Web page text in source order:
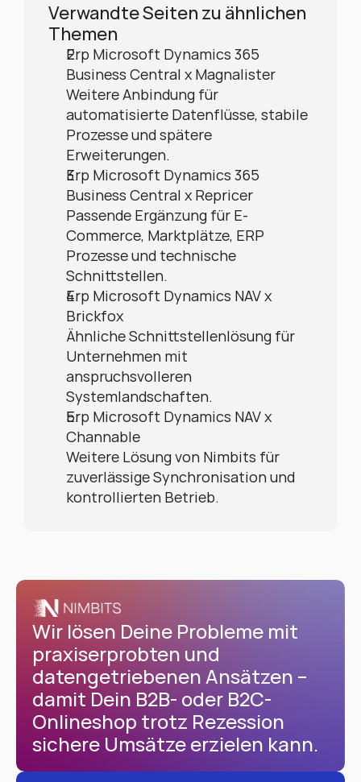
Verwandte Seiten zu ähnlichen
Themen
Erp Microsoft Dynamics 365
Business Central x Magnalister
Weitere Anbindung für
automatisierte Datenflüsse, stabile
Prozesse und spätere
Erweiterungen.
Erp Microsoft Dynamics 365
Business Central x Repricer
Passende Ergänzung für E-
Commerce, Marktplätze, ERP
Prozesse und technische
Schnittstellen.
Erp Microsoft Dynamics NAV x
Brickfox
Ähnliche Schnittstellenlösung für
Unternehmen mit
anspruchsvolleren
Systemlandschaften.
Erp Microsoft Dynamics NAV x
Channable
Weitere Lösung von Nimbits für
zuverlässige Synchronisation und
kontrollierten Betrieb.
Wir lösen Deine Probleme mit
praxiserprobten und
datengetriebenen Ansätzen –
damit Dein B2B- oder B2C-
Onlineshop trotz Rezession
sichere Umsätze erzielen kann.